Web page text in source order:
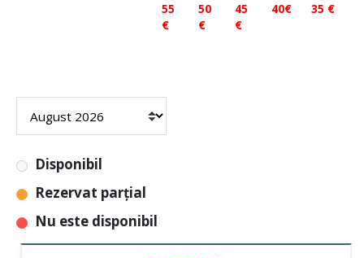
55
€
50
€
45
€
40€ 35 €
Disponibil
Rezervat parțial
Nu este disponibil